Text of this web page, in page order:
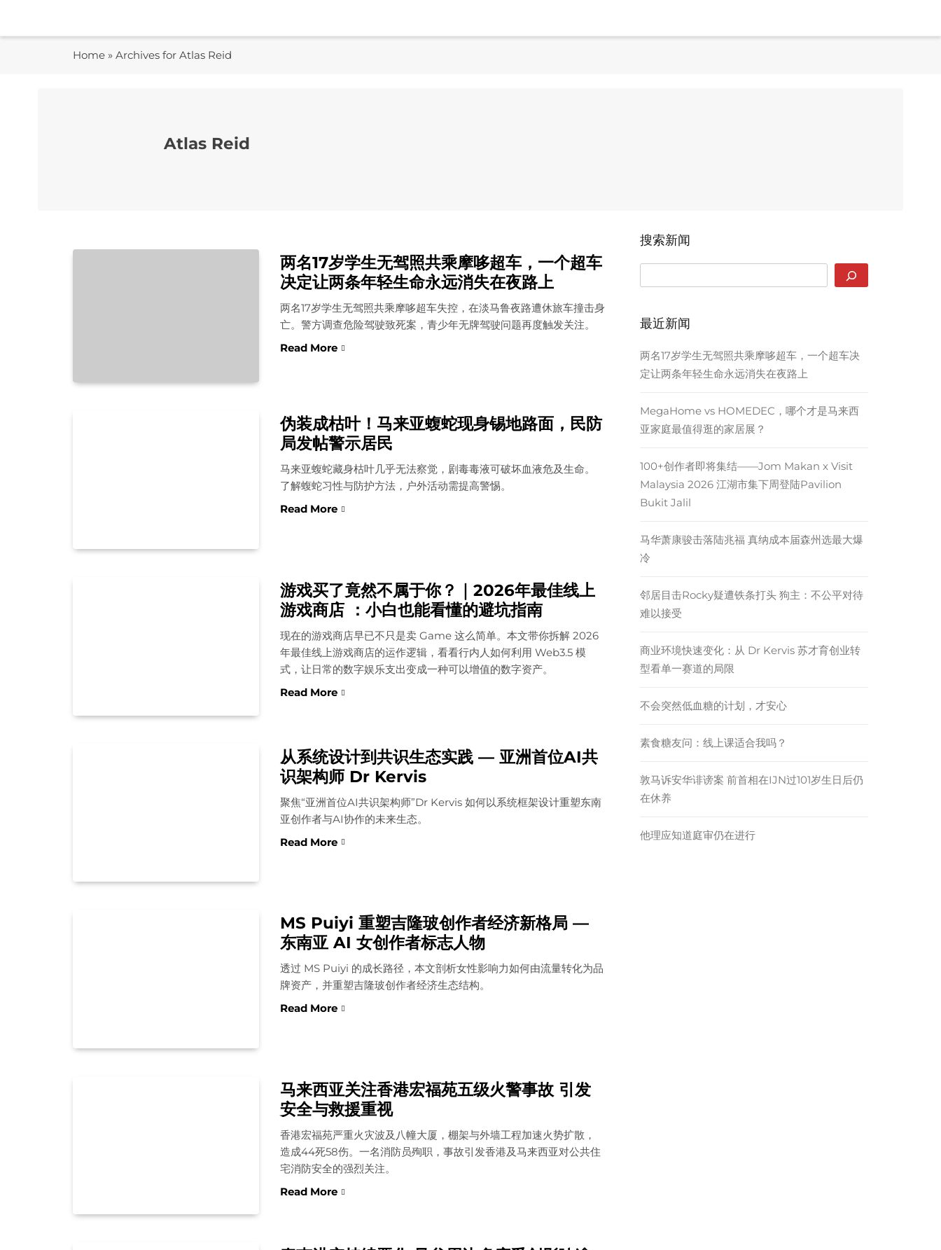
content
即时快报JiShiKuaiBao
Home » Archives for Atlas Reid
Atlas Reid
两名17岁学生无驾照共乘摩哆超车，一个超车
决定让两条年轻生命永远消失在夜路上
两名17岁学生无驾照共乘摩哆超车失控，在淡马鲁夜路遭休旅车撞击身
亡。警方调查危险驾驶致死案，青少年无牌驾驶问题再度触发关注。
Read More
伪装成枯叶！马来亚蝮蛇现身锡地路面，民防
局发帖警示居民
马来亚蝮蛇藏身枯叶几乎无法察觉，剧毒毒液可破坏血液危及生命。
了解蝮蛇习性与防护方法，户外活动需提高警惕。
Read More
游戏买了竟然不属于你？｜2026年最佳线上
游戏商店 ：小白也能看懂的避坑指南
现在的游戏商店早已不只是卖 Game 这么简单。本文带你拆解 2026
年最佳线上游戏商店的运作逻辑，看看行内人如何利用 Web3.5 模
式，让日常的数字娱乐支出变成一种可以增值的数字资产。
Read More
从系统设计到共识生态实践 — 亚洲首位AI共
识架构师 Dr Kervis
聚焦“亚洲首位AI共识架构师”Dr Kervis 如何以系统框架设计重塑东南
亚创作者与AI协作的未来生态。
Read More
MS Puiyi 重塑吉隆玻创作者经济新格局 —
东南亚 AI 女创作者标志人物
透过 MS Puiyi 的成长路径，本文剖析女性影响力如何由流量转化为品
牌资产，并重塑吉隆玻创作者经济生态结构。
Read More
马来西亚关注香港宏福苑五级火警事故 引发
安全与救援重视
香港宏福苑严重火灾波及八幢大厦，棚架与外墙工程加速火势扩散，
造成44死58伤。一名消防员殉职，事故引发香港及马来西亚对公共住
宅消防安全的强烈关注。
Read More
搜索新闻
最近新闻
两名17岁学生无驾照共乘摩哆超车，一个超车决
定让两条年轻生命永远消失在夜路上
MegaHome vs HOMEDEC，哪个才是马来西
亚家庭最值得逛的家居展？
100+创作者即将集结——Jom Makan x Visit
Malaysia 2026 江湖市集下周登陆Pavilion
Bukit Jalil
马华萧康骏击落陆兆福 真纳成本届森州选最大爆
冷
邻居目击Rocky疑遭铁条打头 狗主：不公平对待
难以接受
商业环境快速变化：从 Dr Kervis 苏才育创业转
型看单一赛道的局限
不会突然低血糖的计划，才安心
素食糖友问：线上课适合我吗？
敦马诉安华诽谤案 前首相在IJN过101岁生日后仍
在休养
他理应知道庭审仍在进行